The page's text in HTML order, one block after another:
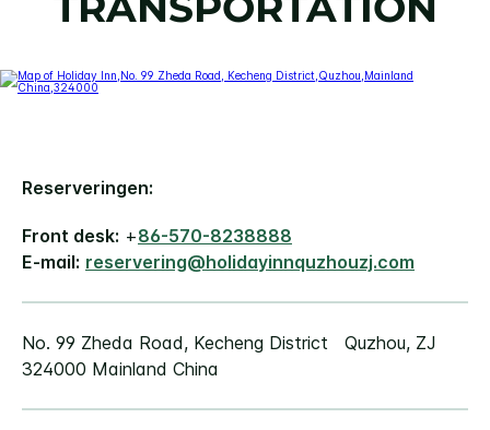
Reserveringen:
Front desk: +86-570-8238888
E-mail: reservering@holidayinnquzhouzj.com
No. 99 Zheda Road, Kecheng District Quzhou, ZJ
324000 Mainland China